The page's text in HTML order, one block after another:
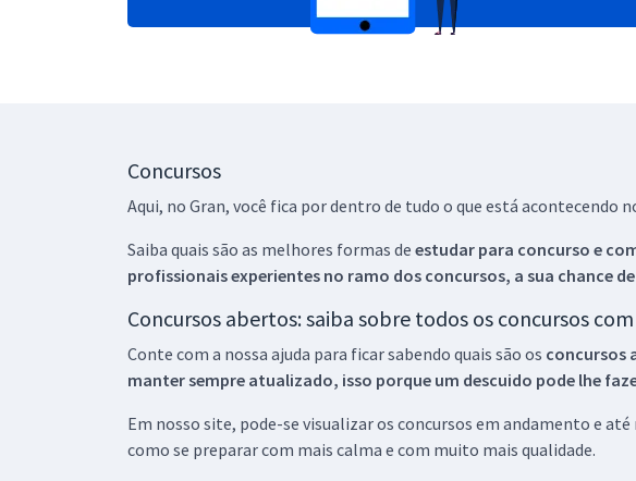
Concursos
Aqui, no Gran, você fica por dentro de tudo o que está acontecendo
Saiba quais são as melhores formas de estudar para concurso e
profissionais experientes no ramo dos concursos, a sua chance
Concursos abertos: saiba sobre todos os concursos
Conte com a nossa ajuda para ficar sabendo quais são os concursos
manter sempre atualizado, isso porque um descuido pode lhe
Em nosso site, pode-se visualizar os concursos em andamento e
como se preparar com mais calma e com muito mais qualidade.